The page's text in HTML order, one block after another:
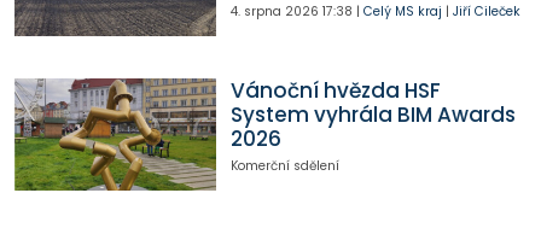
4. srpna 2026 17:38 | Celý MS kraj | Jiří Cileček
Vánoční hvězda HSF
System vyhrála BIM Awards
2026
Komerční sdělení